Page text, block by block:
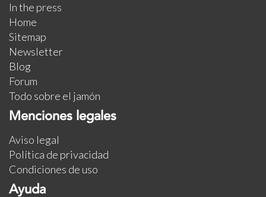
In the press
Home
Sitemap
Newsletter
Blog
Forum
Todo sobre el jamón
Menciones legales
Aviso legal
Política de privacidad
Condiciones de uso
Ayuda